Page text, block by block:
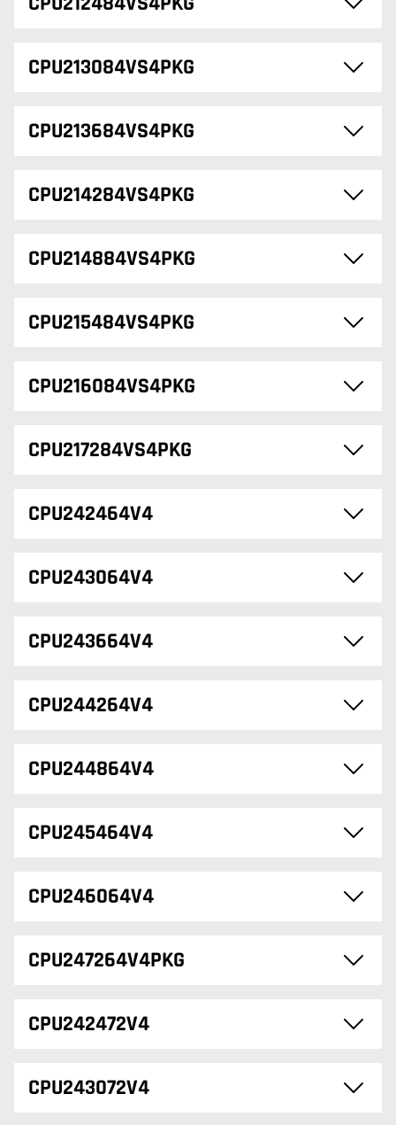
CPU213084VS4PKG
CPU213684VS4PKG
CPU214284VS4PKG
CPU214884VS4PKG
CPU215484VS4PKG
CPU216084VS4PKG
CPU217284VS4PKG
CPU242464V4
CPU243064V4
CPU243664V4
CPU244264V4
CPU244864V4
CPU245464V4
CPU246064V4
CPU247264V4PKG
CPU242472V4
CPU243072V4